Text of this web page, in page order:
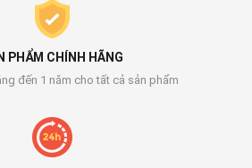
PHẨM CHÍNH HÃNG
đến 1 năm cho tất cả sản phẩm